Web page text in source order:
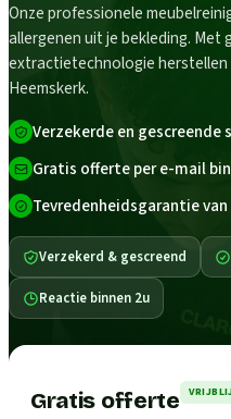
Onze professionele
allergenen uit je bekleding. Met
extractietechnologie herstellen
Heemskerk.
Verzekerde en gescreende
Gratis offerte per e-mail
Tevredenheidsgarantie van
Verzekerd & gescreend
Reactie binnen 2u
Gratis offerte